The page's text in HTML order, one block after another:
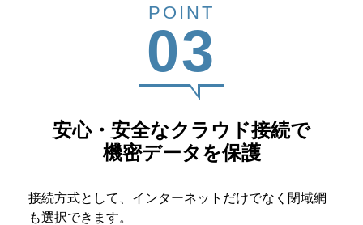
POINT
03
安心・安全なクラウド接続で
機密データを保護
接続方式として、インターネットだけでなく閉域網
も選択できます。